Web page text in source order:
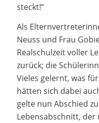
steckt!“
Als
Neuss und Frau
Realschulzeit voller
zurück; die
Vieles gelernt, was
hätten sich dabei
gelte nun Abschied
Lebensabschnitt,